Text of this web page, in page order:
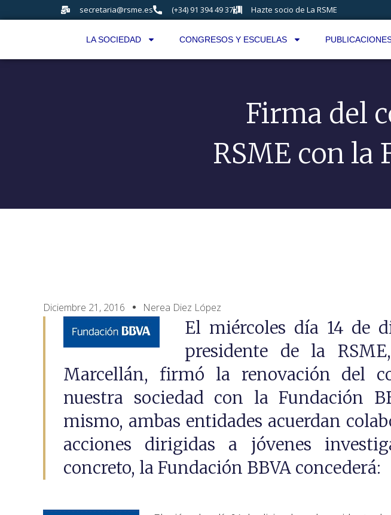
secretaria@rsme.es (+34) 91 394 49 37 Hazte socio de La RSME
LA SOCIEDAD CONGRESOS Y ESCUELAS
Firma del
RSME con la
Diciembre 21, 2016 Nerea Diez López
El miércoles día 14 de
presidente de la
Marcellán, firmó la renovación del
nuestra sociedad con la Fundación
mismo, ambas entidades acuerdan
acciones dirigidas a jóvenes
concreto, la Fundación BBVA concederá: